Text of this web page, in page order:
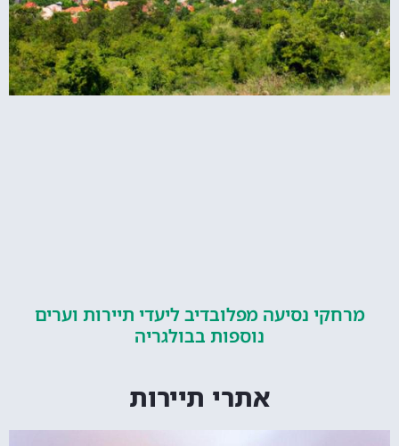
נסיעה מפלובדיב ליעדי תיירות וערים
נוספות בבולגריה
אתרי תיירות